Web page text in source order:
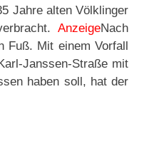
Jahre alten Völklinger
AnzeigeNach
Fuß. Mit einem Vorfall
Janssen-Straße mit
haben soll, hat der